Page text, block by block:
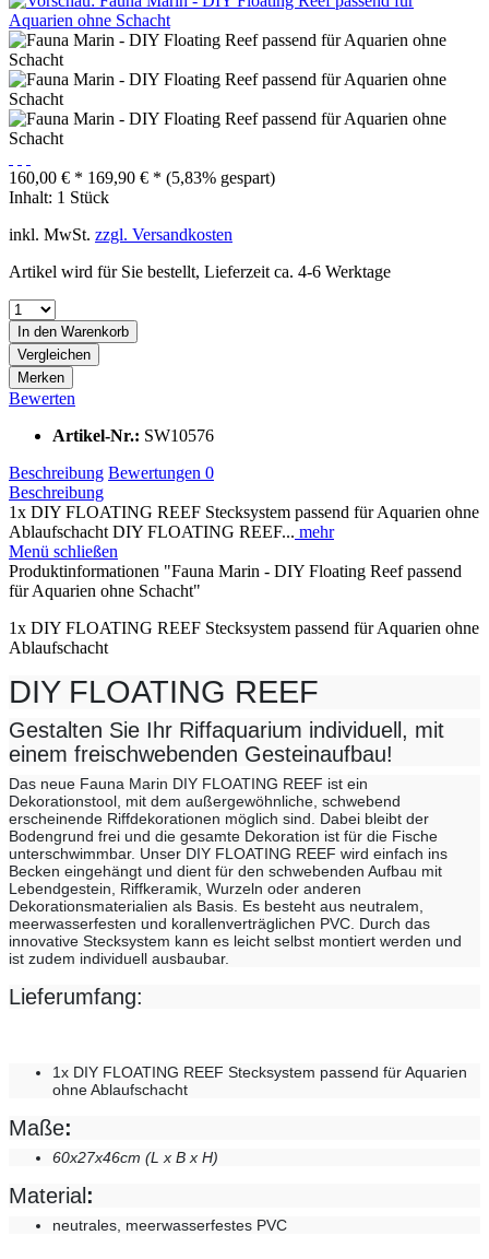
160,00 € * 169,90 € * (5,83% gespart)
Inhalt: 1 Stück
inkl. MwSt. zzgl. Versandkosten
Artikel wird für Sie bestellt, Lieferzeit ca. 4-6 Werktage
In den Warenkorb
Vergleichen
Merken
Bewerten
Artikel-Nr.: SW10576
Beschreibung Bewertungen 0
Beschreibung
1x DIY FLOATING REEF Stecksystem passend für Aquarien ohne
Ablaufschacht DIY FLOATING REEF... mehr
Menü schließen
Produktinformationen "Fauna Marin - DIY Floating Reef passend
für Aquarien ohne Schacht"
1x DIY FLOATING REEF Stecksystem passend für Aquarien ohne
Ablaufschacht
DIY FLOATING REEF
Gestalten Sie Ihr Riffaquarium individuell, mit
einem freischwebenden Gesteinaufbau!
Das neue Fauna Marin DIY FLOATING REEF ist ein
Dekorationstool, mit dem außergewöhnliche, schwebend
erscheinende Riffdekorationen möglich sind. Dabei bleibt der
Bodengrund frei und die gesamte Dekoration ist für die Fische
unterschwimmbar. Unser DIY FLOATING REEF wird einfach ins
Becken eingehängt und dient für den schwebenden Aufbau mit
Lebendgestein, Riffkeramik, Wurzeln oder anderen
Dekorationsmaterialien als Basis. Es besteht aus neutralem,
meerwasserfesten und korallenverträglichen PVC. Durch das
innovative Stecksystem kann es leicht selbst montiert werden und
ist zudem individuell ausbaubar.
Lieferumfang:
1x DIY FLOATING REEF Stecksystem passend für Aquarien
ohne Ablaufschacht
Maße:
60x27x46cm (L x B x H)
Material :
neutrales, meerwasserfestes PVC